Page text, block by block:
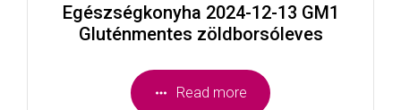
Egészségkonyha 2024-12-13 GM1
Gluténmentes zöldborsóleves
Read more